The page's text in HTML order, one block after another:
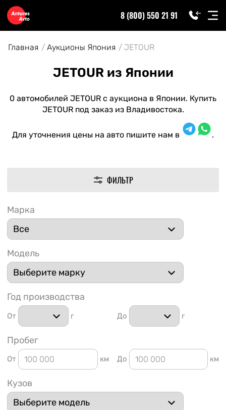
91
8 (800) 550 21 91
Главная Аукционы Япония JETOUR
JETOUR из Японии
0 автомобилей JETOUR с аукциона в Японии. Купить
JETOUR под заказ из Владивостока.
Для уточнения цены на авто пишите нам в .
ФИЛЬТР
Марка
Модель
Год производства
От г До г
Пробег
От км До км
Кузов